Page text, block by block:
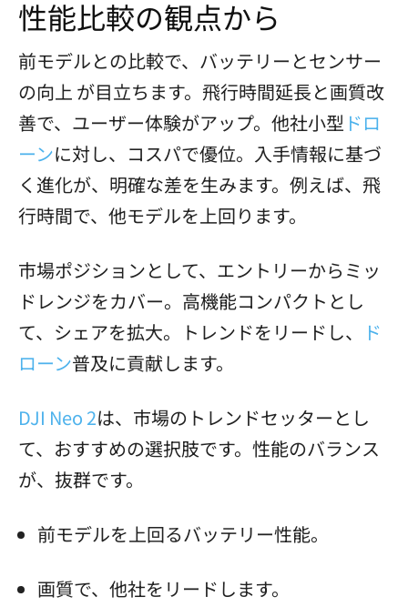
性能比較の観点から
前モデルとの比較で、バッテリーとセンサー
の向上 が目立ちます。飛行時間延長と画質改
善で、ユーザー体験がアップ。他社小型 ドロ
ーンに対し、コスパで優位。入手情報に基づ
く進化が、明確な差を生みます。例えば、飛
行時間で、他モデルを上回ります。
市場ポジションとして、エントリーからミッ
ドレンジをカバー。高機能コンパクトとし
て、シェアを拡大。トレンドをリードし、
ド
ローン普及に貢献します。
DJI Neo 2は、市場のトレンドセッターとし
て、おすすめの選択肢です。性能のバランス
が、抜群です。
前モデルを上回るバッテリー性能。
画質で、他社をリードします。